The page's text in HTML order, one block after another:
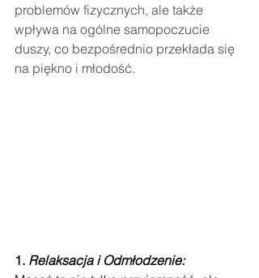
problemów fizycznych, ale także
wpływa na ogólne samopoczucie
duszy, co bezpośrednio przekłada się
na piękno i młodość.
1. Relaksacja i Odmłodzenie: